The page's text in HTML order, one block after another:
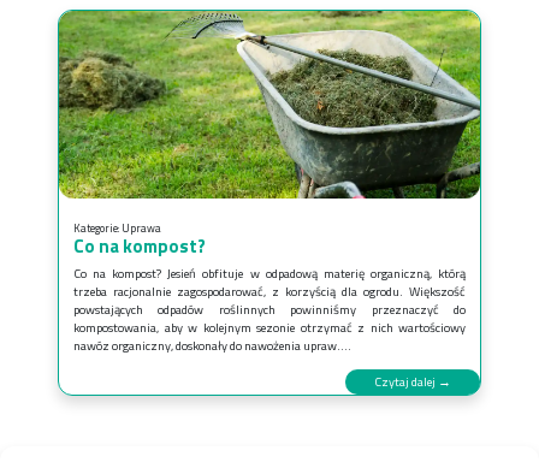
Kategorie: Uprawa
Co na kompost?
Co na kompost? Jesień obfituje w odpadową materię organiczną, którą
trzeba racjonalnie zagospodarować, z korzyścią dla ogrodu. Większość
powstających odpadów roślinnych powinniśmy przeznaczyć do
kompostowania, aby w kolejnym sezonie otrzymać z nich wartościowy
nawóz organiczny, doskonały do nawożenia upraw....
Czytaj dalej →